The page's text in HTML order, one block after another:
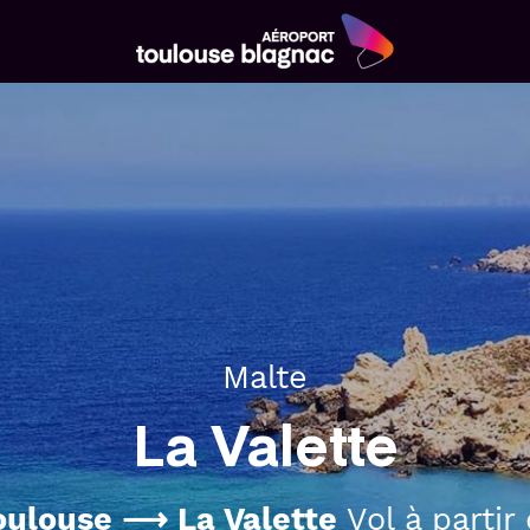
Aéroport
Malte
La Valette
⟶ La ValetteVol à partir